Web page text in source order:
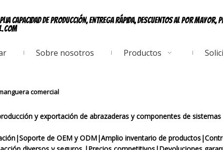
capacidad de producción, entrega rápida, descuentos al por
Sobre nosotros Productos
comercial
y exportación de abrazaderas y componentes de
de OEM y ODM|Amplio inventario de